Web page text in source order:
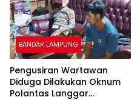
BANDAR LAMPUNG
Pengusiran Wartawan
Diduga Dilakukan Oknum
Polantas Langgar